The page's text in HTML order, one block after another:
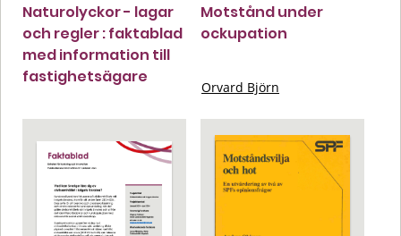
Naturolyckor - lagar
och regler : faktablad
med information till
fastighetsägare
Motstånd under
ockupation
Orvard Björn